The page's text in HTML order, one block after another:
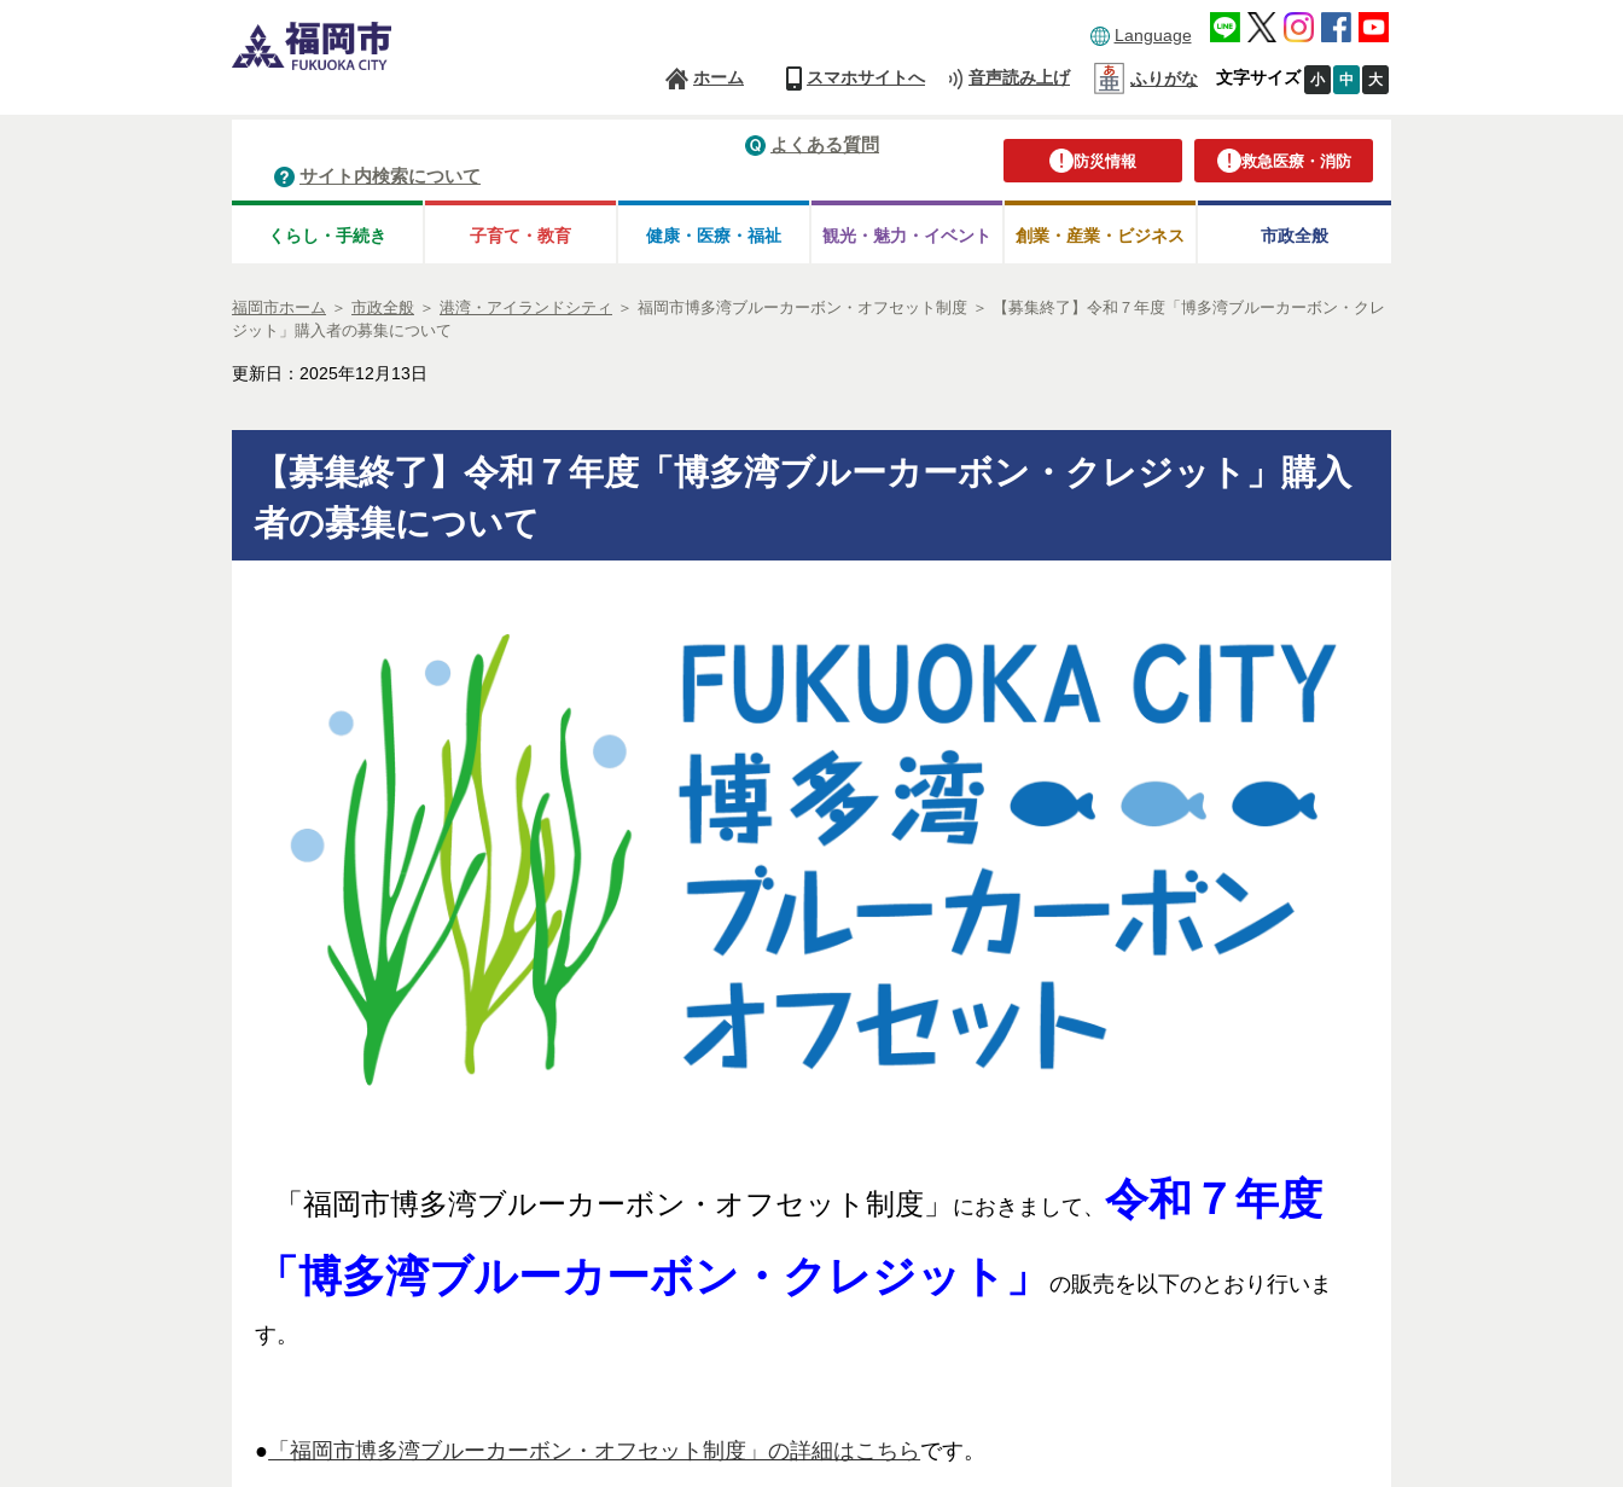
Language
ホーム スマホサイトへ 音声読み上げ ふりがな 文字サイズ 小 中 大
防災情報 救急医療・消防
よくある質問
サイト内検索について
くらし・手続き 子育て・教育 健康・医療・ 福祉 観光・魅力・ イベント 創業・産業・ビジネス 市政全般
福岡市ホーム ＞ 市政全般 ＞ 港湾・アイランドシティ ＞ 福岡市博多湾ブルーカーボン・オフセット制度 ＞
【募集終了】令和７年度「博多湾ブルーカーボン・クレ
ジット」購入者の募集について
更新日：2025年12月13日
【募集終了】令和７年度「博多湾ブルーカーボン・クレジット」購入
者の募集について
「福岡市博多湾ブルーカーボン・オフセット制度」 におきまして、令和７年度
「博多湾ブルーカーボン・クレジット」の販売を以下のとおり行いま
す。
● 「福岡市博多湾ブルーカーボン・オフセット制度」の詳細はこちら です。